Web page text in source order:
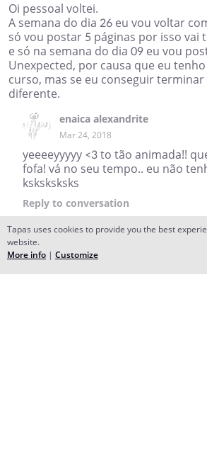
Oi pessoal voltei.
A semana do dia 26 eu vou voltar
só vou postar 5 páginas por isso vai
e só na semana do dia 09 eu vou
Unexpected, por causa que eu
curso, mas se eu conseguir
diferente.
enaica alexandrite
Mar 24, 2018
yeeeeyyyyy <3 to tão animada!!
fofa! vá no seu tempo.. eu não
ksksksksks
Reply to conversation
Jessica
Creator Mar 05, 2018
Tapas uses cookies to provide you the best
website.
More info | Customize